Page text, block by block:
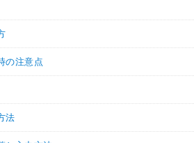
の注意点
法